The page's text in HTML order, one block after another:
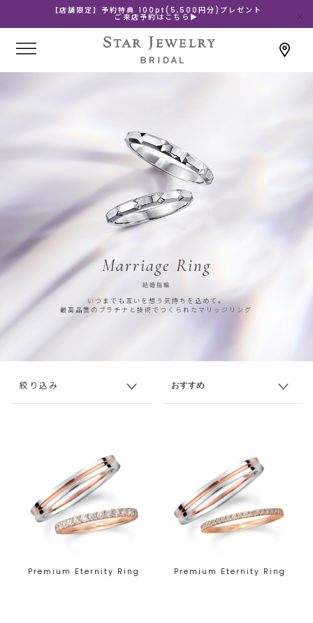
【店舗限定】予約特典 100pt(5,500円分)プレゼント
ご来店予約はこちら▶
Marriage Ring
結婚指輪
いつまでも互いを想う気持ちを込めて。
最高品質のプラチナと技術でつくられたマリッジリング
絞り込み
Premium Eternity Ring Premium Eternity Ring